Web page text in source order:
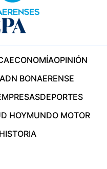
ECONOMÍAOPINIÓN
BONAERENSE
DEPORTES
HOYMUNDO MOTOR